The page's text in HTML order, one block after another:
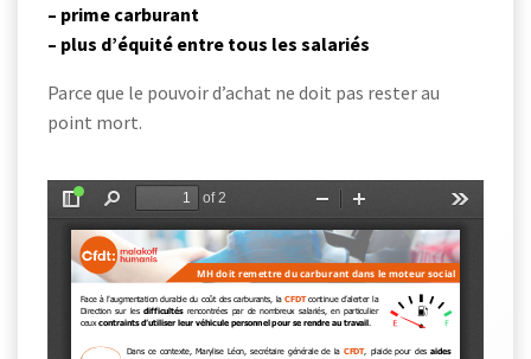
– prime carburant
– plus d’équité entre tous les salariés
Parce que le pouvoir d’achat ne doit pas rester au
point mort.